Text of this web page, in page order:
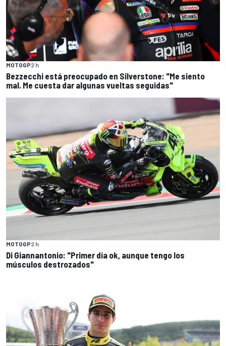
MOTOGP2 h
Bezzecchi está preocupado en Silverstone: "Me siento
mal. Me cuesta dar algunas vueltas seguidas"
MOTOGP2 h
Di Giannantonio: "Primer día ok, aunque tengo los
músculos destrozados"